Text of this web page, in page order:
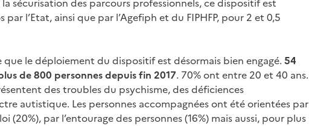
l’Etat, ainsi que par l’Agefiph et du FIPHFP, pour 2 et 0,5
le déploiement du dispositif est désormais bien engagé. 54
de 800 personnes depuis fin 2017. 70% ont entre 20 et 40 ans.
des troubles du psychisme, des déficiences
autistique. Les personnes accompagnées ont été orientées par
(20%), par l’entourage des personnes (16%) mais aussi, pour plus